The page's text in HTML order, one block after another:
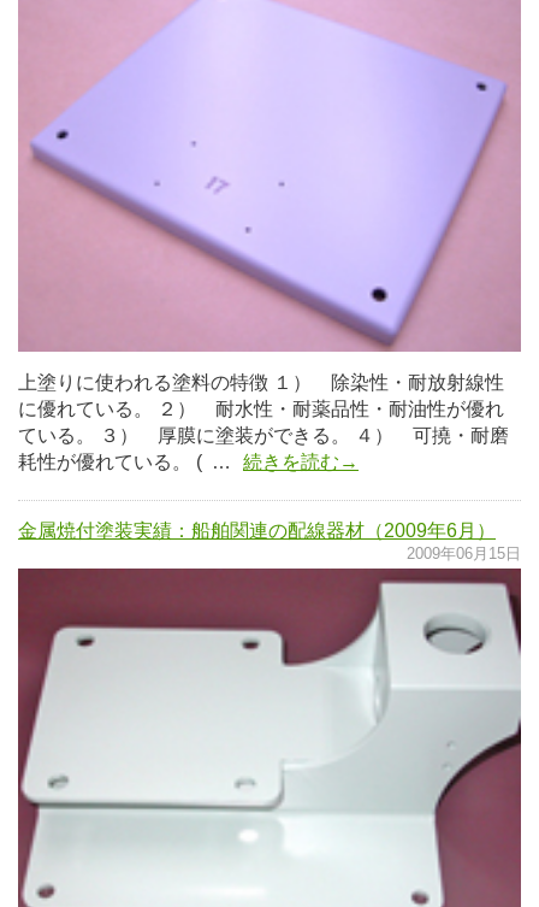
上塗りに使われる塗料の特徴 １） 除染性・耐放射線性
に優れている。 ２） 耐水性・耐薬品性・耐油性が優れ
ている。 ３） 厚膜に塗装ができる。 ４） 可撓・耐磨
耗性が優れている。 ( …
続きを読む→
金属焼付塗装実績：船舶関連の配線器材（2009年6月）
2009年06月15日